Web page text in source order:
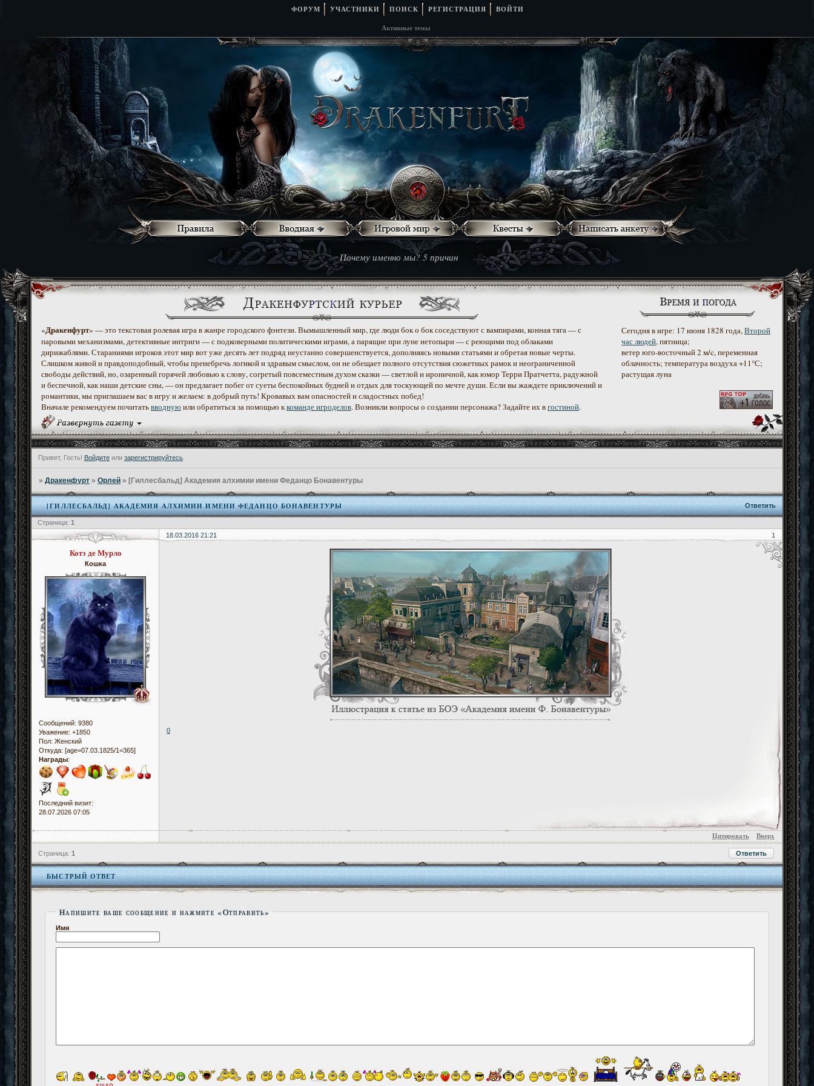
ФОРУМ УЧАСТНИКИ ПОИСК РЕГИСТРАЦИЯ
ВОЙТИ
Активные темы
Почему именно мы? 5 причин
«Дракенфурт» — это текстовая ролевая игра в жанре городского фэнтези. Вымышленный мир, где люди бок о бок соседствуют с вампирами, конная тяга — с
паровыми механизмами, детективные интриги — с подковерными политическими играми, а парящие при луне нетопыри — с реющими под облаками
дирижаблями. Стараниями игроков этот мир вот уже десять лет подряд неустанно совершенствуется, дополняясь новыми статьями и обретая новые черты.
Слишком живой и правдоподобный, чтобы пренебречь логикой и здравым смыслом, он не обещает полного отсутствия сюжетных рамок и неограниченной
свободы действий, но, озаренный горячей любовью к слову, согретый повсеместным духом сказки — светлой и ироничной, как юмор Терри Пратчетта, радужной
и беспечной, как наши детские сны, — он предлагает побег от суеты беспокойных будней и отдых для тоскующей по мечте души. Если вы жаждете приключений и
романтики, мы приглашаем вас в игру и желаем: в добрый путь! Кровавых вам опасностей и сладостных побед!
Вначале рекомендуем почитатьвводнуюили обратиться за помощью ккоманде игроделов. Возникли вопросы о создании персонажа? Задайте их вгостиной.
Сегодня в игре: 17 июня 1828 года,Второй
час людей, пятница;
ветер юго-восточный 2 м/c, переменная
облачность; температура воздуха +11°С;
растущая луна
Привет, Гость! Войдите или зарегистрируйтесь
»Дракенфурт »Орлей » [Гиллесбальд] Академия алхимии имени Феданцо Бонавентуры
[ГИЛЛЕСБАЛЬД] АКАДЕМИЯ АЛХИМИИ ИМЕНИ ФЕДАНЦО БОНАВЕНТУРЫ
Страница: 1
Ответить
1
18.03.2016 21:21
Котэ де Мурло
Кошка
Сообщений: 9380
Уважение: +1850
Пол: Женский
Откуда: [age=07.03.1825/1=365]
Награды:
Последний визит:
28.07.2026 07:05
0
Цитировать Вверх
Ответить
Страница: 1
БЫСТРЫЙ ОТВЕТ
Напишите ваше сообщение и нажмите «Отправить»
Имя